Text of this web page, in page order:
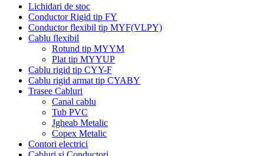
Lichidari de stoc
Conductor Rigid tip FY
Conductor flexibil tip MYF(VLPY)
Cablu flexibil
Rotund tip MYYM
Plat tip MYYUP
Cablu rigid tip CYY-F
Cablu rigid armat tip CYABY
Trasee Cabluri
Canal cablu
Tub PVC
Jgheab Metalic
Copex Metalic
Contori electrici